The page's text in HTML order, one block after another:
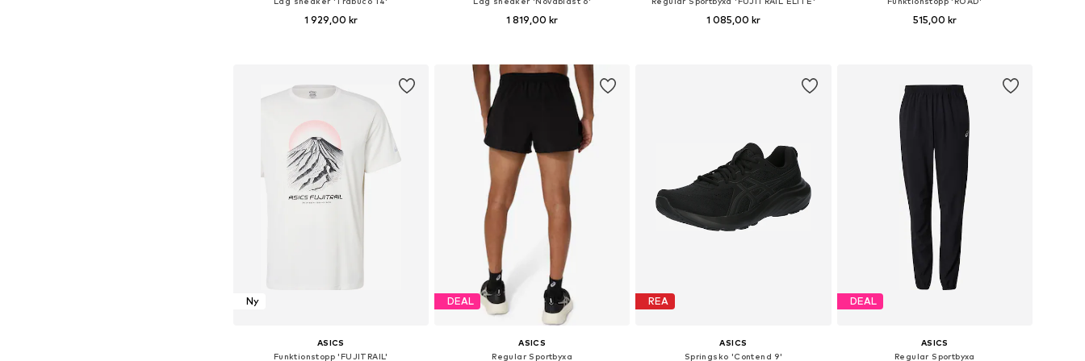
1 929,00 kr 1 819,00 kr
Lägg till i varukorgen
1 085,00 kr 515,00 kr
Ny
ASICS
Funktionstopp 'FUJITRAIL'
DEAL
ASICS
Regular Sportbyxa
REA
ASICS
Springsko 'Contend 9'
DEAL
ASICS
Regular Sportbyxa